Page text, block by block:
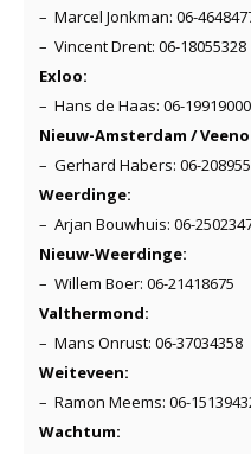
– Marcel Jonkman: 06-
– Vincent Drent: 06-18055328
Exloo:
– Hans de Haas: 06-19919000
Nieuw-Amsterdam /
– Gerhard Habers: 06-
Weerdinge:
– Arjan Bouwhuis: 06-
Nieuw-Weerdinge:
– Willem Boer: 06-21418675
Valthermond:
– Mans Onrust: 06-37034358
Weiteveen:
– Ramon Meems: 06-
Wachtum: